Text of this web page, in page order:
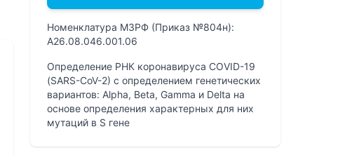
Номенклатура МЗРФ (Приказ №804н):
A26.08.046.001.06
Определение РНК коронавируса COVID-19
(SARS-CoV-2) с определением генетических
вариантов: Alpha, Beta, Gamma и Delta на
основе определения характерных для них
мутаций в S гене